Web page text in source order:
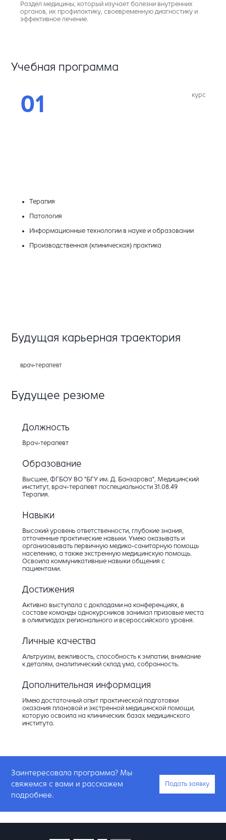
Раздел медицины, который изучает болезни внутренних
органов, их профилактику, своевременную диагностику и
эффективное лечение.
Учебная программа
01 курс
Терапия
Патология
Информационные технологии в науке и образовании
Производственная (клиническая) практика
Будущая карьерная траектория
врач-терапевт
Будущее резюме
Должность
Врач-терапевт
Образование
Высшее, ФГБОУ ВО "БГУ им. Д. Банзарова", Медицинский
институт, врач-терапевт поспециальности 31.08.49
Терапия.
Навыки
Высокий уровень ответственности, глубокие знания,
отточенные практические навыки. Умею оказывать и
организовывать первичную медико-санитарную помощь
населению, а также экстренную медицинскую помощь.
Освоила коммуникативные навыки общения с
пациентами.
Достижения
Активно выступала с докладами на конференциях, в
составе команды однокурсников занимал призовые места
в олимпиадах регионального и всероссийского уровня.
Личные качества
Альтруизм, вежливость, способность к эмпатии, внимание
к деталям, аналитический склад ума, собранность.
Дополнительная информация
Имею достаточный опыт практической подготовки
оказания плановой и экстренной медицинской помощи,
которую освоила на клинических базах медицинского
института.
Заинтересовала программа? Мы
свяжемся с вами и расскажем
подробнее.
Подать заявку